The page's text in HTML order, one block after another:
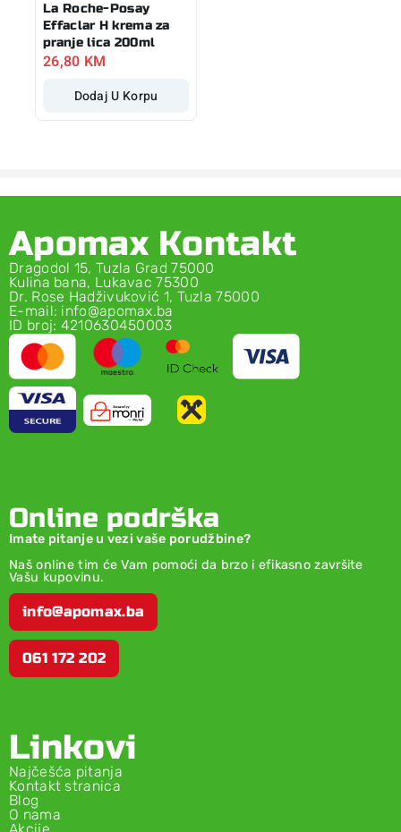
La Roche-Posay
Effaclar H krema za
pranje lica 200ml
26,80 KM
Dodaj U Korpu
Apomax Kontakt
Dragodol 15, Tuzla Grad 75000
Kulina bana, Lukavac 75300
Dr. Rose Hadživuković 1, Tuzla 75000
E-mail: info@apomax.ba
ID broj: 4210630450003
Online podrška
Imate pitanje u vezi vaše porudžbine?
Naš online tim će Vam pomoći da brzo i efikasno završite
Vašu kupovinu.
info@apomax.ba
061 172 202
Linkovi
Najčešća pitanja
Kontakt stranica
Blog
O nama